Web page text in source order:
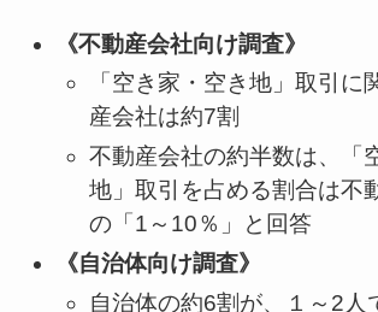
《不動産会社向け調査》
「空き家・空き地」取引に
産会社は約7割
不動産会社の約半数は、「
地」取引を占める割合は不
の「1～10％」と回答
《自治体向け調査》
自治体の約6割が、１～2人